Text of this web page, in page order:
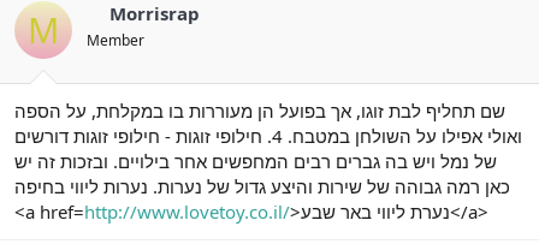
M Morrisrap
Member
שם תחליף לבת זוגו, אך בפועל הן מעוררות בו במקלחת, על הספה
ואולי אפילו על השולחן במטבח. 4. חילופי זוגות - חילופי זוגות דורשים
של נמל ויש בה גברים רבים המחפשים אחר בילויים. ובזכות זה יש
כאן רמה גבוהה של שירות והיצע גדול של נערות. נערות ליווי בחיפה
<a href=http://www.lovetoy.co.il/ >נערת ליווי באר שבע</a>